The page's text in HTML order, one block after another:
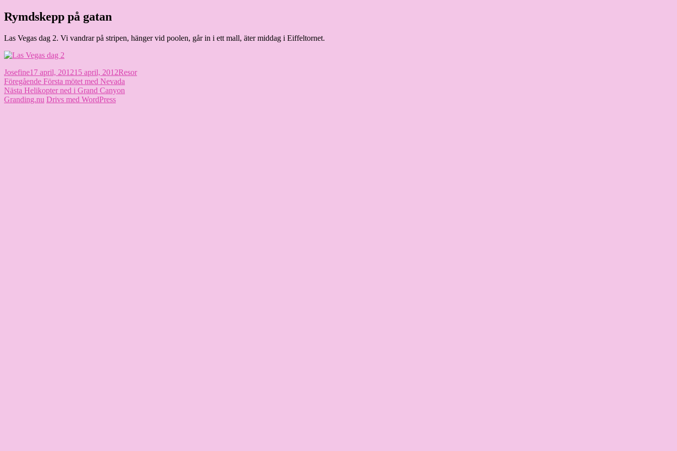
Hoppa
till
Granding.nu
Rymdskepp på gatan
Las Vegas dag 2. Vi vandrar på stripen, hänger vid poolen, går in i ett mall, äter middag i Eiffeltornet.
Författare
JosefinePublicerat
den
17 april, 201215 april, 2012Kategorier
Resor
Inläggsnavigering
Föregående Föregående
inlägg:
Första mötet med Nevada
Nästa Nästa
inlägg:
Helikopter ned i Grand Canyon
Granding.nu Drivs med WordPress